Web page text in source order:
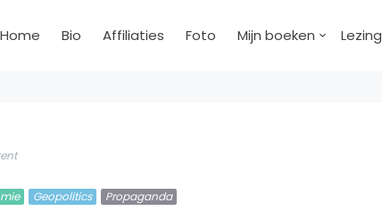
Home Bio Affiliaties Foto Mijn boeken
Geopolitics Propaganda